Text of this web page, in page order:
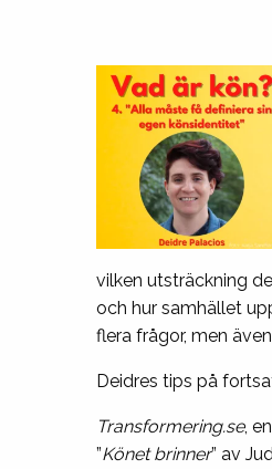
vilken utsträckning
och hur samhället
flera frågor, men
Deidres tips på
Transformering.se,
”Könet brinner” av